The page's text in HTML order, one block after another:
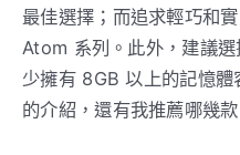
最佳選擇；而追求輕巧和
Atom 系列。此外，建議
少擁有 8GB 以上的記憶
的介紹，還有我推薦哪幾
用
選
購
指